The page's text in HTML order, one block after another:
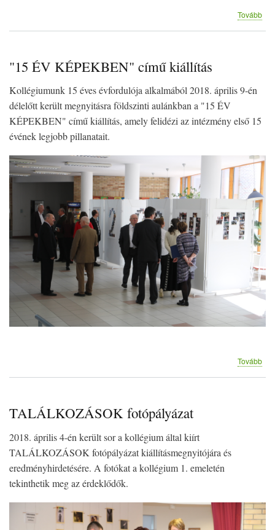
Tovább
"15 ÉV KÉPEKBEN" című kiállítás
Kollégiumunk 15 éves évfordulója alkalmából 2018. április 9-én
délelőtt került megnyitásra földszinti aulánkban a "15 ÉV
KÉPEKBEN" című kiállítás, amely felidézi az intézmény első 15
évének legjobb pillanatait.
Tovább(
TALÁLKOZÁSOK fotópályázat
2018. április 4-én került sor a kollégium által kiírt
TALÁLKOZÁSOK fotópályázat kiállításmegnyitójára és
eredményhirdetésére. A fotókat a kollégium 1. emeletén
tekinthetik meg az érdeklődők.